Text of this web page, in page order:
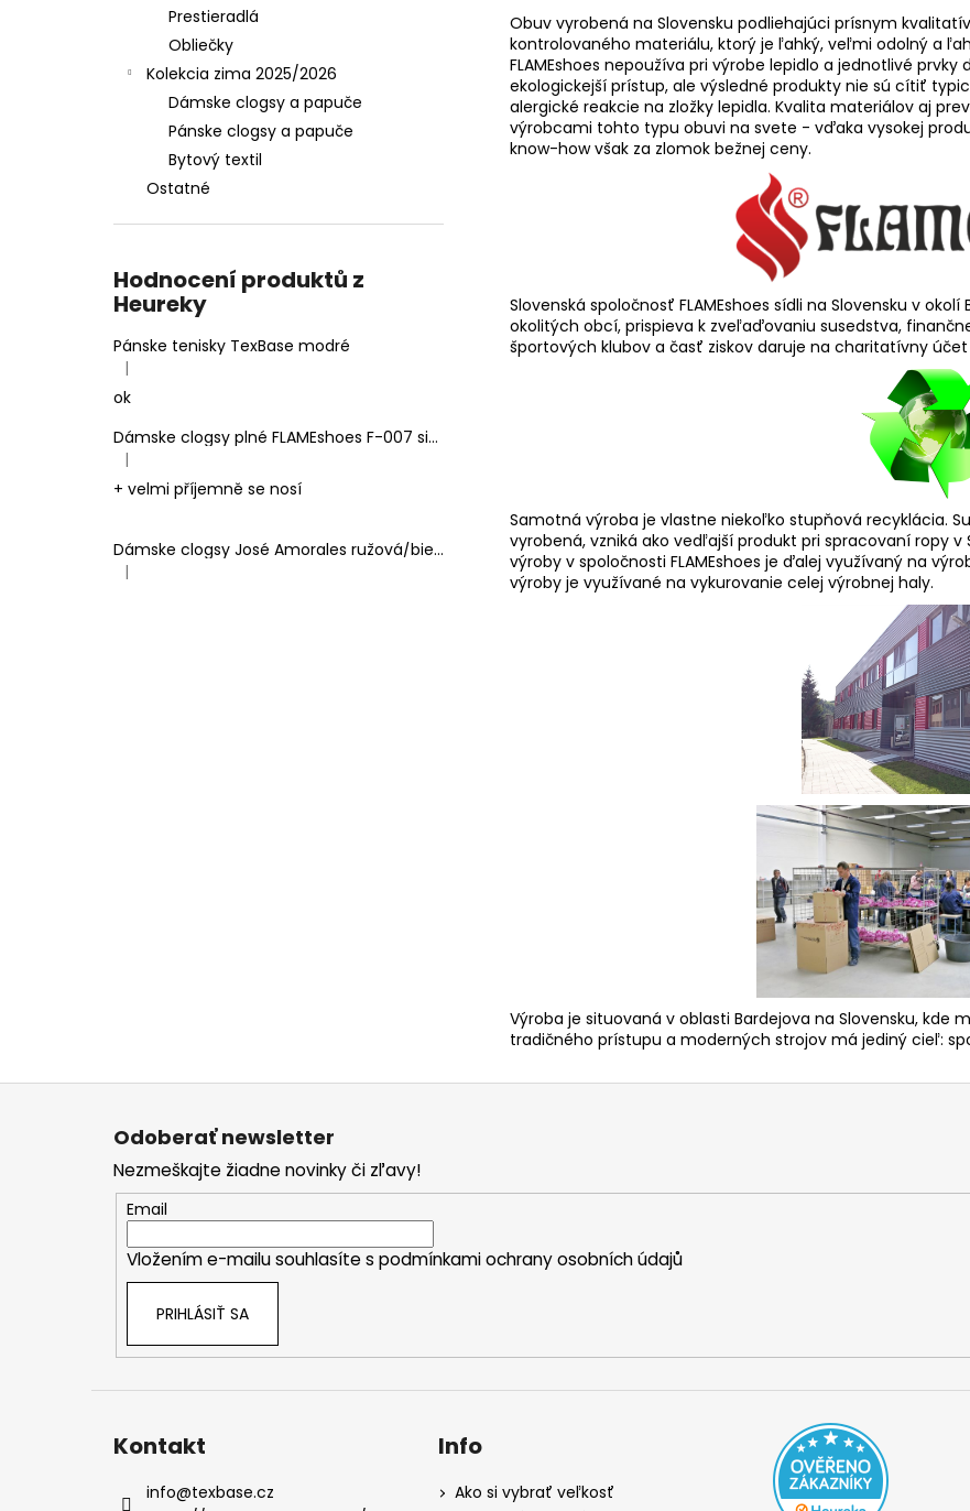
Prestieradlá
Obliečky
Kolekcia zima 2025/2026
Dámske clogsy a papuče
Pánske clogsy a papuče
Bytový textil
Ostatné
Hodnocení produktů z
Heureky
Pánske tenisky TexBase modré
Hodnotenie produktu je 5 z 5 hviezdičiek.
|
ok
Dámske clogsy plné FLAMEshoes F-007 sivé
Hodnotenie produktu je 5 z 5 hviezdičiek.
|
+ velmi příjemně se nosí
Dámske clogsy José Amorales ružová/biela
Hodnotenie produktu je 4 z 5 hviezdičiek.
|
Obuv vyrobená na Slovensku podliehajúci prísnym
kontrolovaného materiálu, ktorý je ľahký, veľmi odolný a
FLAMEshoes nepoužíva pri výrobe lepidlo a jednotlivé
ekologickejší prístup, ale výsledné produkty nie sú cítiť
alergické reakcie na zložky lepidla. Kvalita materiálov aj
výrobcami tohto typu obuvi na svete - vďaka vysokej
know-how však za zlomok bežnej ceny.
Slovenská spoločnosť FLAMEshoes sídli na Slovensku v
okolitých obcí, prispieva k zveľaďovaniu susedstva,
športových klubov a časť ziskov daruje na charitatívny účet
Samotná výroba je vlastne niekoľko stupňová recyklácia.
vyrobená, vzniká ako vedľajší produkt pri spracovaní ropy
výroby v spoločnosti FLAMEshoes je ďalej využívaný na
výroby je využívané na vykurovanie celej výrobnej haly.
Výroba je situovaná v oblasti Bardejova na Slovensku, kde
tradičného prístupu a moderných strojov má jediný cieľ:
Z
Odoberať newsletter
Nezmeškajte žiadne novinky či zľavy!
Email
Vložením e-mailu souhlasíte s podmínkami ochrany osobních údajů
PRIHLÁSIŤ SA
Kontakt
info@texbase.cz
Info
Ako si vybrať veľkosť